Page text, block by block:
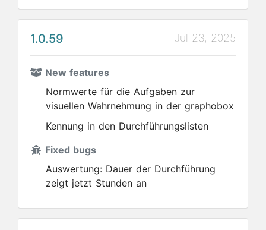
1.0.59 Jul 23, 2025
New features
Normwerte für die Aufgaben zur
visuellen Wahrnehmung in der graphobox
Kennung in den Durchführungslisten
Fixed bugs
Auswertung: Dauer der Durchführung
zeigt jetzt Stunden an